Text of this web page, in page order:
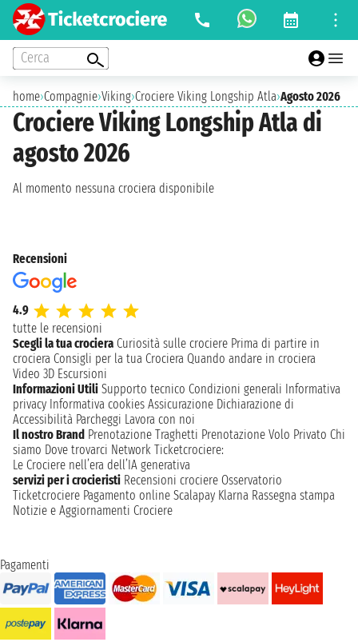
Cerca
home›Compagnie›Viking›Crociere Viking Longship Atla›Agosto 2026
Crociere Viking Longship Atla di
agosto 2026
Al momento nessuna crociera disponibile
Recensioni
4.9
tutte le recensioni
Scegli la tua crociera Curiosità sulle crociere Prima di partire in
crociera Consigli per la tua Crociera Quando andare in crociera
Video 3D Escursioni
Informazioni Utili Supporto tecnico Condizioni generali Informativa
privacy Informativa cookies Assicurazione Dichiarazione di
Accessibilità Parcheggi Lavora con noi
Il nostro Brand Prenotazione Traghetti Prenotazione Volo Privato Chi
siamo Dove trovarci Network Ticketcrociere:
Le Crociere nell’era dell’IA generativa
servizi per i crocieristi Recensioni crociere Osservatorio
Ticketcrociere Pagamento online Scalapay Klarna Rassegna stampa
Notizie e Aggiornamenti Crociere
Pagamenti